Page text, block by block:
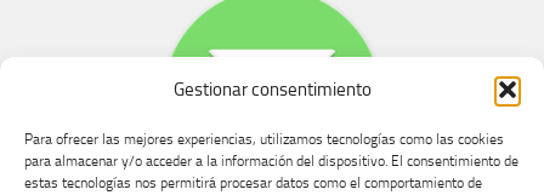
Gestionar consentimiento
Para ofrecer las mejores experiencias, utilizamos tecnologías como las cookies
para almacenar y/o acceder a la información del dispositivo. El consentimiento de
estas tecnologías nos permitirá procesar datos como el comportamiento de